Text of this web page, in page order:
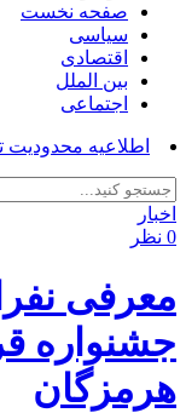
صفحه نخست
سیاسی
اقتصادی
بین الملل
اجتماعی
آس_
اخبار
0 نظر
معرفی
جشنواره
هرمزگان